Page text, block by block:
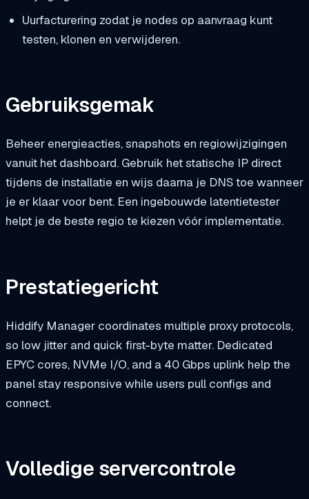
Uurfacturering zodat je nodes op aanvraag kunt
testen, klonen en verwijderen.
Gebruiksgemak
Beheer energieacties, snapshots en regiowijzigingen
vanuit het dashboard. Gebruik het statische IP direct
tijdens de installatie en wijs daarna je DNS toe wanneer
je er klaar voor bent. Een ingebouwde latentietester
helpt je de beste regio te kiezen vóór implementatie.
Prestatiegericht
Hiddify Manager coordinates multiple proxy protocols,
so low jitter and quick first-byte matter. Dedicated
EPYC cores, NVMe I/O, and a 40 Gbps uplink help the
panel stay responsive while users pull configs and
connect.
Volledige servercontrole